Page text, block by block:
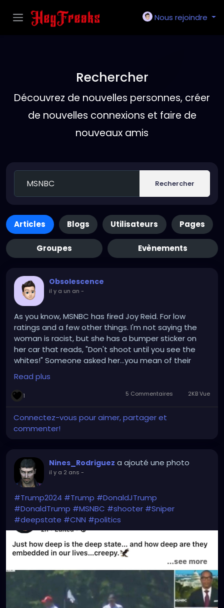
Nous rejoindre
Rechercher
Découvrez de nouvelles personnes, créer
de nouvelles connexions et faire de
nouveaux amis
Rechercher
Articles Blogs Utilisateurs Pages
Groupes Evènements
Obsolescence
il y a un an -
As you know, MSNBC has fired Joy Reid. For low
ratings and a few other things. I'm not saying the
woman is racist, but she has a bumper sticker on
her car that reads, "Don't shoot until you see the
whites!" Someone asked her...you mean of their
eyes? She responded, "Whose eyes?!"
Read plus
1 5 Commentaires 2KB Vue
Connectez-vous pour aimer, partager et
commenter!
Nines_Rodriguez a ajouté une photo
il y a 2 ans -
#Trump2024 #Trump #DonaldJTrump
#DonaldTrump #MSNBC #shooter #Sniper
#deepstate #CNN #politics